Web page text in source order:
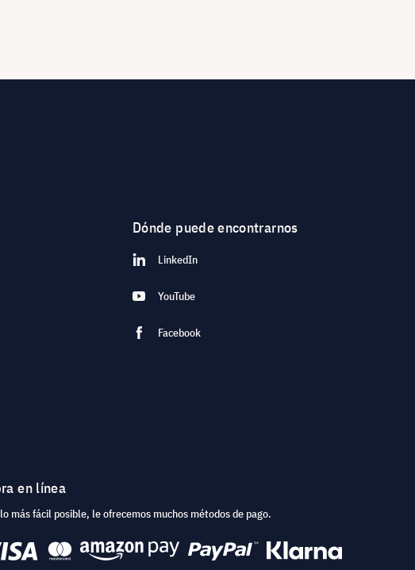
Dónde puede encontrarnos
LinkedIn
YouTube
Facebook
en línea
más fácil posible, le ofrecemos muchos métodos de pago.